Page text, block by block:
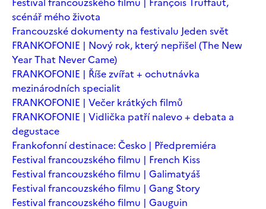
scénář mého života
Francouzské dokumenty na festivalu Jeden svět
FRANKOFONIE | Nový rok, který nepřišel (The New
Year That Never Came)
FRANKOFONIE | Říše zvířat + ochutnávka
mezinárodních specialit
FRANKOFONIE | Večer krátkých filmů
FRANKOFONIE | Vidlička patří nalevo + debata a
degustace
Frankofonní destinace: Česko | Předpremiéra
Festival francouzského filmu | French Kiss
Festival francouzského filmu | Galimatyáš
Festival francouzského filmu | Gang Story
Festival francouzského filmu | Gauguin